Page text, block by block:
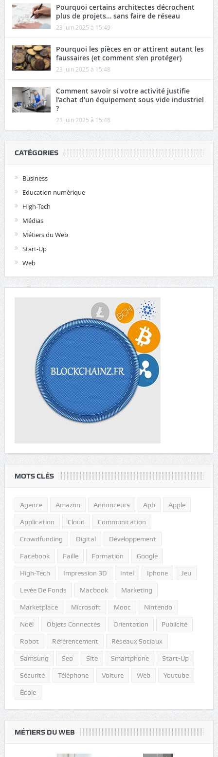
Pourquoi certains architectes décrochent
plus de projets… sans faire de réseau
23 juin 2025 à 15:49
Pourquoi les pièces en or attirent autant les
faussaires (et comment s’en protéger)
23 juin 2025 à 15:48
Comment savoir si votre activité justifie
l’achat d’un équipement sous vide industriel
?
23 juin 2025 à 15:48
CATÉGORIES
Business
Education numérique
High-Tech
Médias
Métiers du Web
Start-Up
Web
MOTS CLÉS
Agence Amazon Annonceurs Apb Apple
Application Cloud Communication
Crowdfunding Digital Développement
Facebook Faille Formation Google
High-Tech Impression 3D Intel Iphone Jeu
Levée De Fonds Macbook Marketing
Marketplace Microsoft Mooc Nintendo
Noël Objets Connectés Orientation Publicité
Robot Référencement Réseaux Sociaux
Samsung Seo Site Smartphone Start-Up
Sécurité Téléphone Voiture Web Youtube
École
MÉTIERS DU WEB